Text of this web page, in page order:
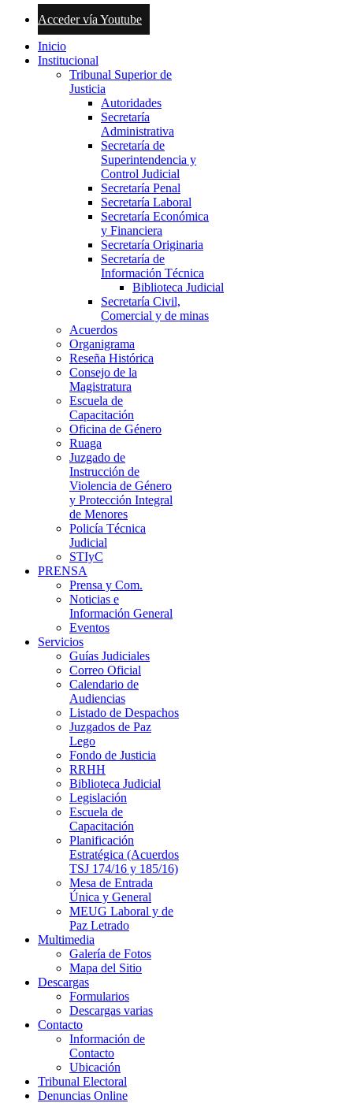
Acceder vía Youtube
Inicio
Institucional
Tribunal Superior de
Justicia
Autoridades
Secretaría
Administrativa
Secretaría de
Superintendencia y
Control Judicial
Secretaría Penal
Secretaría Laboral
Secretaría Económica
y Financiera
Secretaría Originaria
Secretaría de
Información Técnica
Biblioteca Judicial
Secretaría Civil,
Comercial y de minas
Acuerdos
Organigrama
Reseña Histórica
Consejo de la
Magistratura
Escuela de
Capacitación
Oficina de Género
Ruaga
Juzgado de
Instrucción de
Violencia de Género
y Protección Integral
de Menores
Policía Técnica
Judicial
STIyC
PRENSA
Prensa y Com.
Noticias e
Información General
Eventos
Servicios
Guías Judiciales
Correo Oficial
Calendario de
Audiencias
Listado de Despachos
Juzgados de Paz
Lego
Fondo de Justicia
RRHH
Biblioteca Judicial
Legislación
Escuela de
Capacitación
Planificación
Estratégica (Acuerdos
TSJ 174/16 y 185/16)
Mesa de Entrada
Única y General
MEUG Laboral y de
Paz Letrado
Multimedia
Galería de Fotos
Mapa del Sitio
Descargas
Formularios
Descargas varias
Contacto
Información de
Contacto
Ubicación
Tribunal Electoral
Denuncias Online